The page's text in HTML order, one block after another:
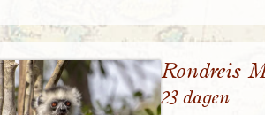
Rondreis
23 dagen